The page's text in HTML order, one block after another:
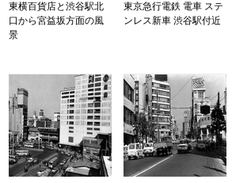
東横百貨店と渋谷駅北
口から宮益坂方面の風
景
東京急行電鉄 電車 ステ
ンレス新車 渋谷駅付近